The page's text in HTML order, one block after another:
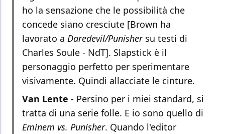
ho la sensazione che le possibilità che
concede siano cresciute [Brown ha
lavorato a Daredevil/Punishersu testi di
Charles Soule - NdT]. Slapstick è il
personaggio perfetto per sperimentare
visivamente. Quindi allacciate le cinture.
Van Lente - Persino per i miei standard, si
tratta di una serie folle. E io sono quello di
Eminem vs. Punisher. Quando l'editor